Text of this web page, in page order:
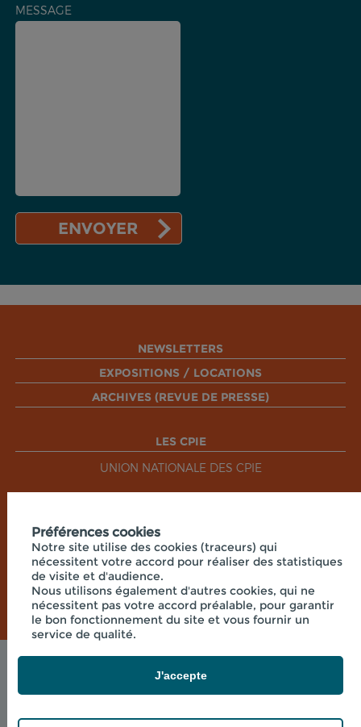
MESSAGE
NEWSLETTERS
EXPOSITIONS / LOCATIONS
ARCHIVES (REVUE DE PRESSE)
LES CPIE
UNION NATIONALE DES CPIE
RÉSEAUX SOCIAUX
Mentions légales
© 2026 - CPIE PAYS DE BOURGOGNE - PRÉ OUCHE
Préférences cookies
Notre site utilise des cookies (traceurs) qui
nécessitent votre accord pour réaliser des statistiques
de visite et d'audience.
Nous utilisons également d'autres cookies, qui ne
nécessitent pas votre accord préalable, pour garantir
le bon fonctionnement du site et vous fournir un
service de qualité.
J'accepte